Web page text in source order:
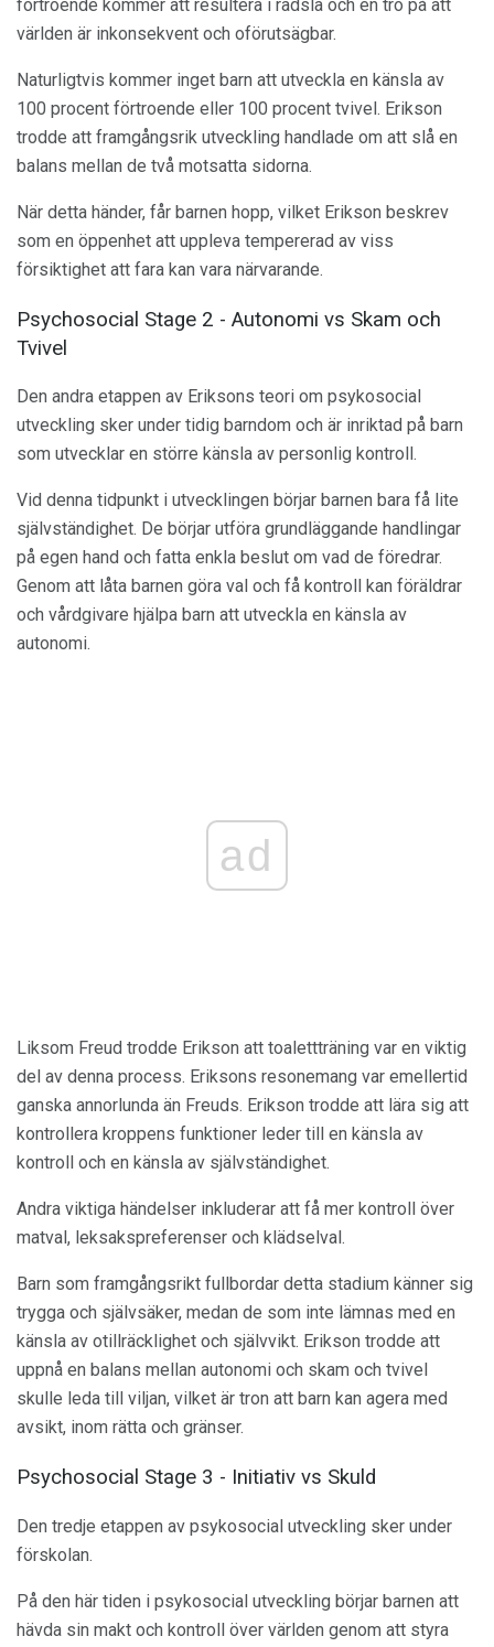
förtroende kommer att resultera i rädsla och en tro på att
världen är inkonsekvent och oförutsägbar.
Naturligtvis kommer inget barn att utveckla en känsla av
100 procent förtroende eller 100 procent tvivel. Erikson
trodde att framgångsrik utveckling handlade om att slå en
balans mellan de två motsatta sidorna.
När detta händer, får barnen hopp, vilket Erikson beskrev
som en öppenhet att uppleva tempererad av viss
försiktighet att fara kan vara närvarande.
Psychosocial Stage 2 - Autonomi vs Skam och
Tvivel
Den andra etappen av Eriksons teori om psykosocial
utveckling sker under tidig barndom och är inriktad på barn
som utvecklar en större känsla av personlig kontroll.
Vid denna tidpunkt i utvecklingen börjar barnen bara få lite
självständighet. De börjar utföra grundläggande handlingar
på egen hand och fatta enkla beslut om vad de föredrar.
Genom att låta barnen göra val och få kontroll kan föräldrar
och vårdgivare hjälpa barn att utveckla en känsla av
autonomi.
ad
Liksom Freud trodde Erikson att toalettträning var en viktig
del av denna process. Eriksons resonemang var emellertid
ganska annorlunda än Freuds. Erikson trodde att lära sig att
kontrollera kroppens funktioner leder till en känsla av
kontroll och en känsla av självständighet.
Andra viktiga händelser inkluderar att få mer kontroll över
matval, leksakspreferenser och klädselval.
Barn som framgångsrikt fullbordar detta stadium känner sig
trygga och självsäker, medan de som inte lämnas med en
känsla av otillräcklighet och självvikt. Erikson trodde att
uppnå en balans mellan autonomi och skam och tvivel
skulle leda till viljan, vilket är tron ​​att barn kan agera med
avsikt, inom rätta och gränser.
Psychosocial Stage 3 - Initiativ vs Skuld
Den tredje etappen av psykosocial utveckling sker under
förskolan.
På den här tiden i psykosocial utveckling börjar barnen att
hävda sin makt och kontroll över världen genom att styra